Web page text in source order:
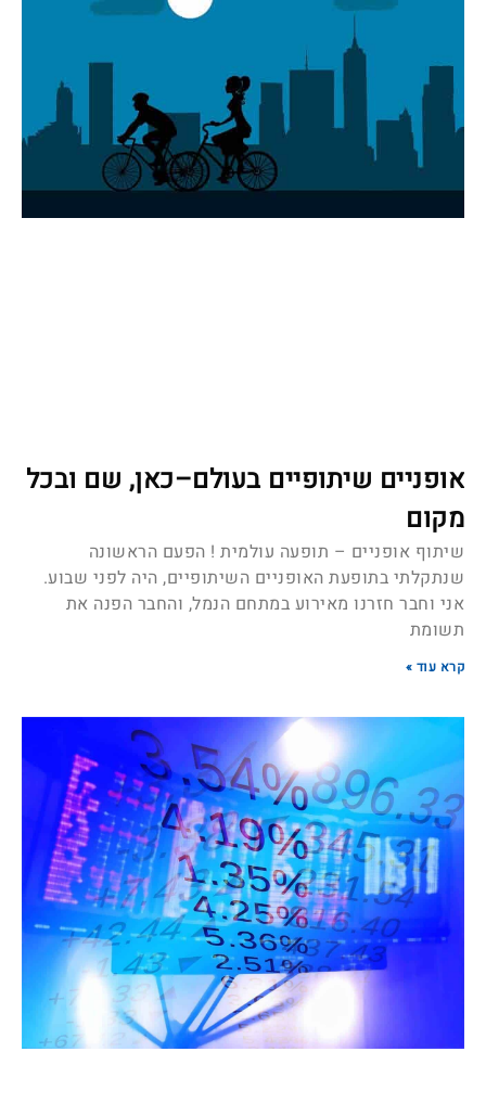
אופניים שיתופיים בעולם–כאן, שם ובכל
מקום
שיתוף אופניים – תופעה עולמית ! הפעם הראשונה
שנתקלתי בתופעת האופניים השיתופיים, היה לפני שבוע.
אני וחבר חזרנו מאירוע במתחם הנמל, והחבר הפנה את
תשומת
קרא עוד »